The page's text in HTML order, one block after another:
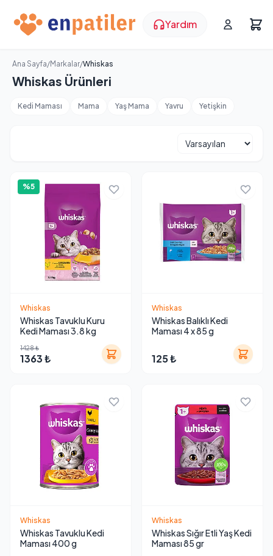
Yardım
Ana Sayfa/Markalar/Whiskas
Whiskas Ürünleri
Kedi Maması Mama Yaş Mama Yavru Yetişkin
%5
Whiskas
Whiskas Tavuklu Kuru
Kedi Maması 3.8 kg
1428 ₺
1363 ₺
Whiskas
Whiskas Balıklı Kedi
Maması 4 x 85 g
125 ₺
Whiskas
Whiskas Tavuklu Kedi
Maması 400 g
Whiskas
Whiskas Sığır Etli Yaş Kedi
Maması 85 gr